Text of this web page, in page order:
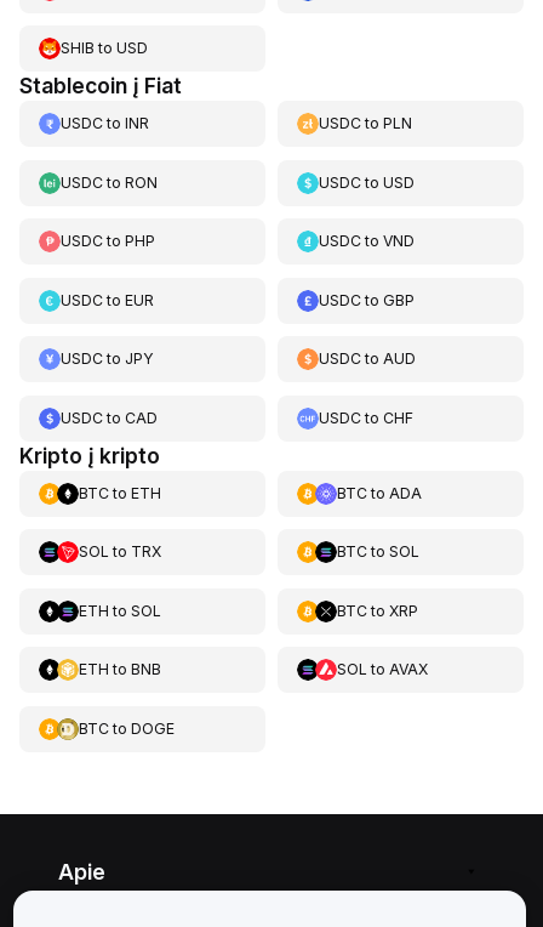
SHIB to USD
Stablecoin į Fiat
USDCto INR USDCtoPLN
USDCto RON USDCtoUSD
USDCto PHP USDCtoVND
USDCto EUR USDCtoGBP
USDCto JPY USDCtoAUD
USDCto CAD USDCtoCHF
Kripto į kripto
BTCto ETH BTCto ADA
SOL to TRX BTCto SOL
ETH to SOL BTCto XRP
ETH to BNB SOL to AVAX
BTCto DOGE
Apie